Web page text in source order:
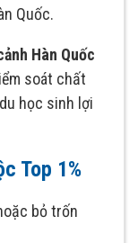
Quốc.
Hàn Quốc
soát chất
học sinh lợi
Top 1%
bỏ trốn